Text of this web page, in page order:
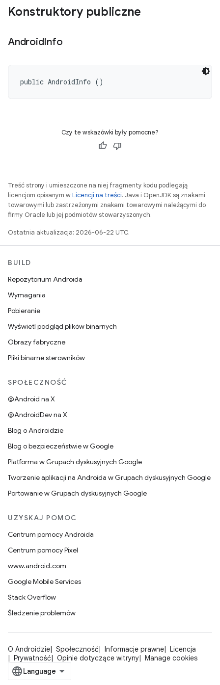
Konstruktory publiczne
AndroidInfo
public AndroidInfo ()
Czy te wskazówki były pomocne?
Treść strony i umieszczone na niej fragmenty kodu podlegają
licencjom opisanym wLicencji na treści. Java i OpenJDK są znakami
towarowymi lub zastrzeżonymi znakami towarowymi należącymi do
firmy Oracle lub jej podmiotów stowarzyszonych.
Ostatnia aktualizacja: 2026-06-22 UTC.
BUILD
Repozytorium Androida
Wymagania
Pobieranie
Wyświetl podgląd plików binarnych
Obrazy fabryczne
Pliki binarne sterowników
SPOŁECZNOŚĆ
@Android na X
@AndroidDev na X
Blog o Androidzie
Blog o bezpieczeństwie w Google
Platforma w Grupach dyskusyjnych Google
Tworzenie aplikacji na Androida w Grupach dyskusyjnych Google
Portowanie w Grupach dyskusyjnych Google
UZYSKAJ POMOC
Centrum pomocy Androida
Centrum pomocy Pixel
www.android.com
Google Mobile Services
Stack Overflow
Śledzenie problemów
O Androidzie Społeczność Informacje prawne
Licencja
Prywatność
Opinie dotyczące witryny Manage cookies